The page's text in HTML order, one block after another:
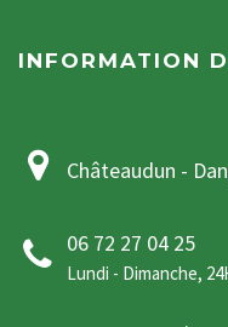
INFORMATION
Châteaudun -
06 72 27 04 25
Lundi - Dimanche,